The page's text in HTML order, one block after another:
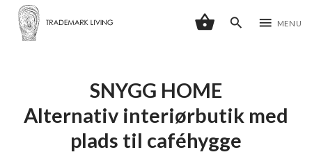
shopping_basket search menu MENU
SNYGG HOME
Alternativ interiørbutik med
plads til caféhygge